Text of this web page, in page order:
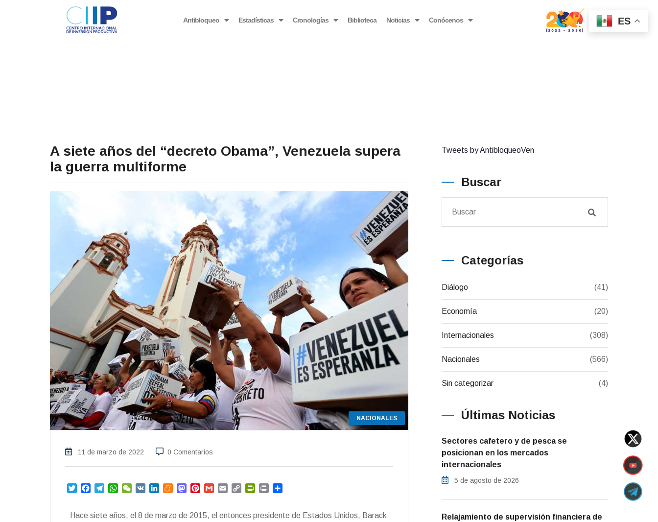
Antibloqueo Estadísticas Cronologías Biblioteca Noticias Conócenos
A siete años del “decreto Obama”, Venezuela supera
la guerra multiforme
NACIONALES
11 de marzo de 2022 0 Comentarios
T
t
e
e
W
t
W
h
k
M
e
M
t
t
G
i
i
y
n
n
p
Hace siete años, el 8 de marzo de 2015, el entonces presidente de Estados Unidos, Barack
Tweets by AntibloqueoVen
Buscar
Categorías
Diálogo (41)
Economía (20)
Internacionales (308)
Nacionales (566)
Sin categorizar (4)
Últimas Noticias
Sectores cafetero y de pesca se
posicionan en los mercados
internacionales
5 de agosto de 2026
Relajamiento de supervisión financiera de
ES